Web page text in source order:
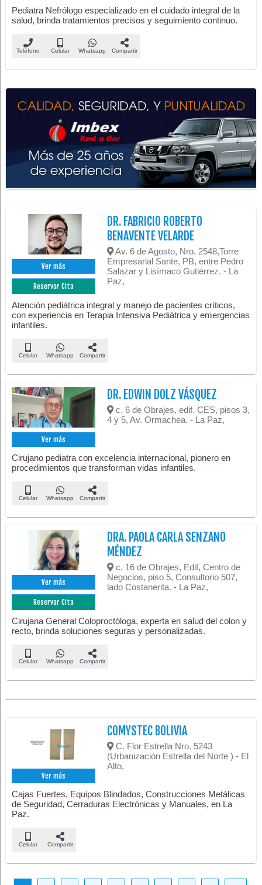
Pediatra Nefrólogo especializado en el cuidado integral de la
salud, brinda tratamientos precisos y seguimiento continuo.
Teléfono Celular Whatsapp Compartir
Ver más
Reservar Cita
DR. FABRICIO ROBERTO
BENAVENTE VELARDE
Av. 6 de Agosto, Nro. 2548,Torre
Empresarial Sante, PB, entre Pedro
Salazar y Lisímaco Gutiérrez. - La
Paz,
Atención pediátrica integral y manejo de pacientes críticos,
con experiencia en Terapia Intensiva Pediátrica y emergencias
infantiles.
Celular Whatsapp Compartir
Ver más
DR. EDWIN DOLZ VÁSQUEZ
c. 6 de Obrajes, edif. CES, pisos 3,
4 y 5, Av. Ormachea. - La Paz,
Cirujano pediatra con excelencia internacional, pionero en
procedimientos que transforman vidas infantiles.
Celular Whatsapp Compartir
Ver más
Reservar Cita
DRA. PAOLA CARLA SENZANO
MÉNDEZ
c. 16 de Obrajes, Edif, Centro de
Negocios, piso 5, Consultorio 507,
lado Costanerita. - La Paz,
Cirujana General Coloproctóloga, experta en salud del colon y
recto, brinda soluciones seguras y personalizadas.
Celular Whatsapp Compartir
Ver más
COMYSTEC BOLIVIA
C. Flor Estrella Nro. 5243
(Urbanización Estrella del Norte ) - El
Alto,
Cajas Fuertes, Equipos Blindados, Construcciones Metálicas
de Seguridad, Cerraduras Electrónicas y Manuales, en La
Paz.
Celular Compartir